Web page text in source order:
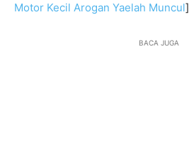
Motor Kecil Arogan Yaelah Muncul]
BACA JUGA